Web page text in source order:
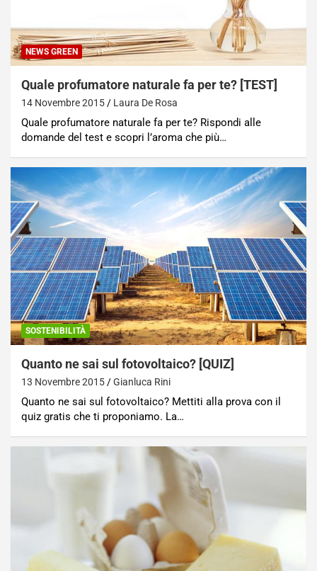
NEWS GREEN
Quale profumatore naturale fa per te? [TEST]
14 Novembre 2015 Laura De Rosa
Quale profumatore naturale fa per te? Rispondi alle
domande del test e scopri l’aroma che più…
SOSTENIBILITÀ
Quanto ne sai sul fotovoltaico? [QUIZ]
13 Novembre 2015 Gianluca Rini
Quanto ne sai sul fotovoltaico? Mettiti alla prova con il
quiz gratis che ti proponiamo. La…